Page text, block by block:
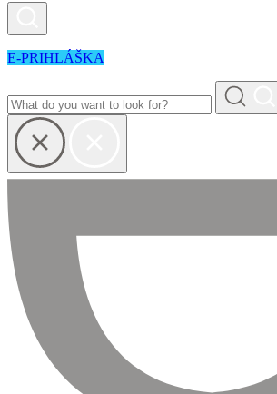
E-PRIHLÁŠKA